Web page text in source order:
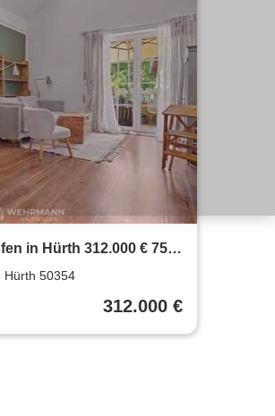
in Hürth 312.000 € 75
Hürth 50354
312.000 €